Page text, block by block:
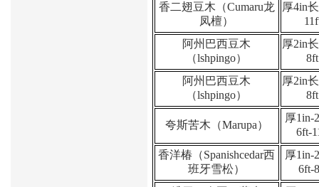
香二翅豆木（Cumaru龙
凤檀）
厚4in长
阿州巴西豆木
（lshpingo）
厚2in长
8ft
阿州巴西豆木
（lshpingo）
厚2in长
8ft
夸斯苦木（Marupa）
厚1in-
6ft-
香洋椿（Spanishcedar西
班牙雪松）
厚1in-
6ft-